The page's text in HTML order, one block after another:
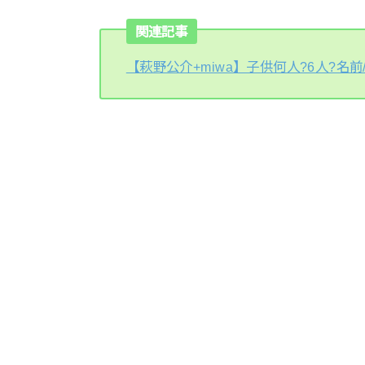
関連記事
【萩野公介+miwa】子供何人?6人?名